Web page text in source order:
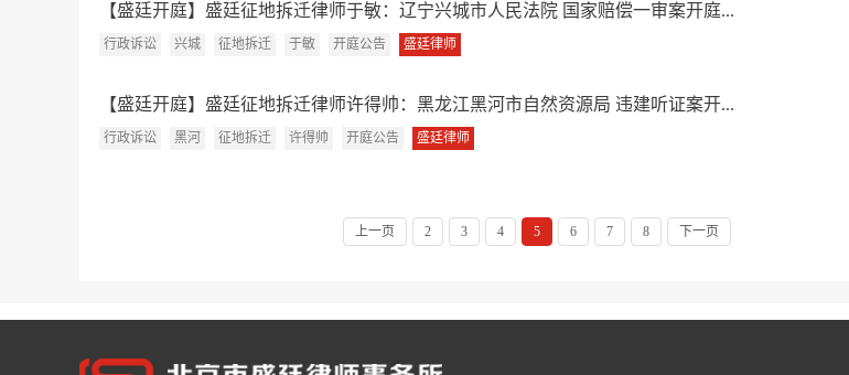
【盛廷开庭】盛廷征地拆迁律师于敏：辽宁兴城市人民法院 国家赔偿一审案开庭...
行政诉讼 兴城 征地拆迁 于敏 开庭公告 盛廷律师
【盛廷开庭】盛廷征地拆迁律师许得帅：黑龙江黑河市自然资源局 违建听证案开...
行政诉讼 黑河 征地拆迁 许得帅 开庭公告 盛廷律师
上一页 2 3 4 5 6 7 8 下一页